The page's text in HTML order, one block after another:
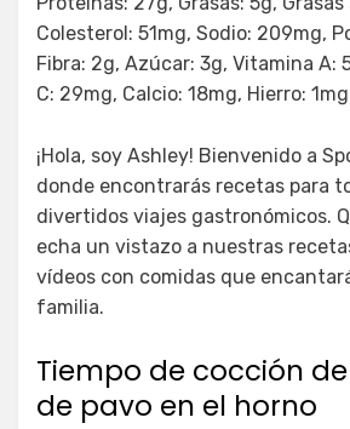
Colesterol: 51mg, Sodio: 209mg,
Fibra: 2g, Azúcar: 3g, Vitamina A:
C: 29mg, Calcio: 18mg, Hierro: 1mg
¡Hola, soy Ashley! Bienvenido a
donde encontrarás recetas para
divertidos viajes gastronómicos.
echa un vistazo a nuestras
vídeos con comidas que
familia.
Tiempo de cocción
de pavo en el horno